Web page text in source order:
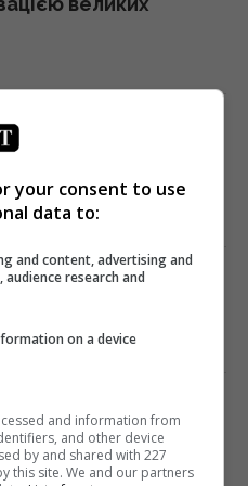
у таємному
- вона
балістику:
найбільшу
вмістити хмарочос
your consent to use
data to:
and content, advertising and
research and
on a device
and information from
and other device
by and shared with 227
this site. We and our partners